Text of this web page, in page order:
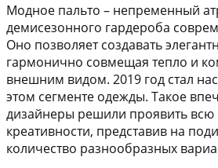
Модное пальто – непременный
демисезонного гардероба
Оно позволяет создавать
гармонично совмещая тепло и
внешним видом. 2019 год стал
этом сегменте одежды. Такое
дизайнеры решили проявить
креативности, представив на
количество разнообразных